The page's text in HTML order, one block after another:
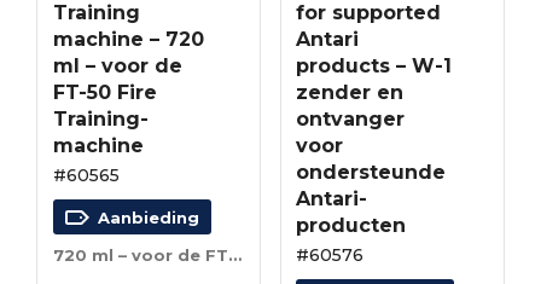
Training
machine – 720
ml – voor de
FT-50 Fire
Training-
machine
#60565
Aanbieding
720 ml – voor de FT-50 Fire Training-machine
for supported
Antari
products – W-1
zender en
ontvanger
voor
ondersteunde
Antari-
producten
#60576